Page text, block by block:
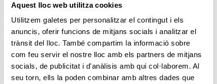
Aquest lloc web utilitza cookies
Utilitzem galetes per personalitzar el contingut i els
anuncis, oferir funcions de mitjans socials i analitzar el
trànsit del lloc. També compartim la informació sobre
com feu servir el nostre lloc amb els partners de mitjans
socials, de publicitat i d'anàlisis amb qui col·laborem. Al
seu torn, ells la poden combinar amb altres dades que
no ha logrado acceder entre los ocho primeros
clasificados que daban acceso a los
enfrentamientos directos por el oro.
De Castro, que ya puede centrarse en su
participación la próxima semana en el Open
Championship, finalizó su presencia con el
equipo de la RFEG en Estonia, con dos vueltas